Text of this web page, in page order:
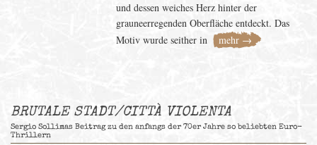
und dessen weiches Herz hinter der
grauneerregenden Oberfläche entdeckt. Das
Motiv wurde seither in
mehr →
BRUTALE STADT/CITTÀ VIOLENTA
Sergio Sollimas Beitrag zu den anfangs der 70er Jahre so beliebten Euro-
Thrillern